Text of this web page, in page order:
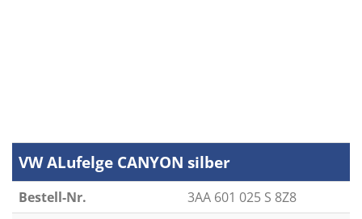
VW ALufelge CANYON silber
Bestell-Nr.
3AA 601 025 S 8Z8